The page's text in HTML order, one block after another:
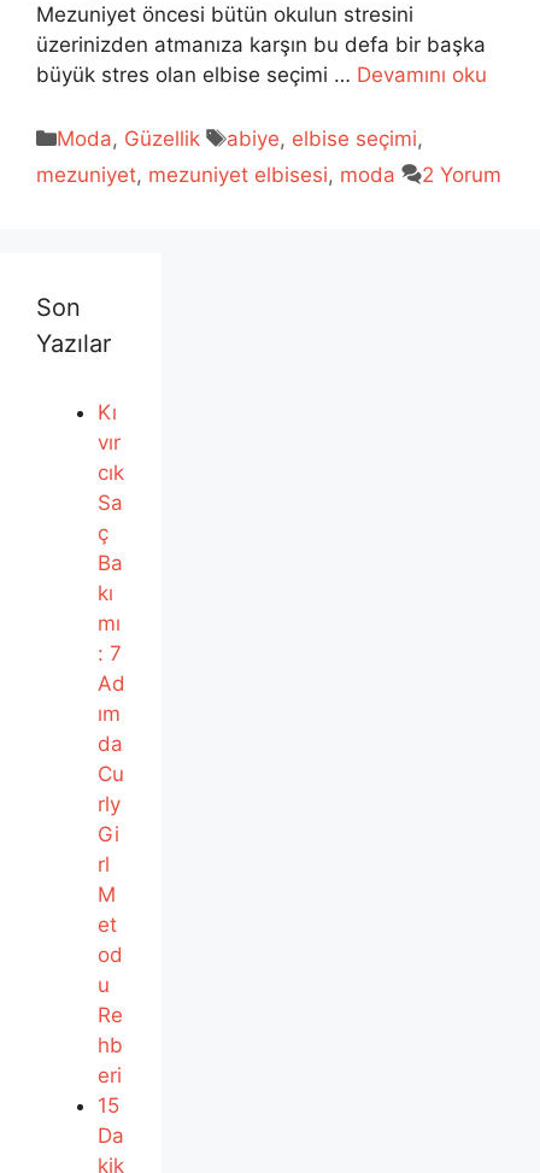
Mezuniyet öncesi bütün okulun stresini
üzerinizden atmanıza karşın bu defa bir başka
büyük stres olan elbise seçimi … Devamını oku
Kategoriler
Moda, Güzellik Etiketler
abiye, elbise seçimi,
mezuniyet, mezuniyet elbisesi, moda 2 Yorum
Son
Yazılar
Kı
vır
cık
Sa
ç
Ba
kı
mı
: 7
Ad
ım
da
Cu
rly
Gi
rl
M
et
od
u
Re
hb
eri
15
Da
kik